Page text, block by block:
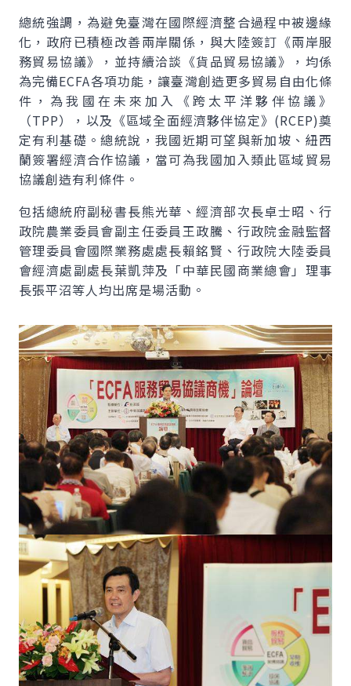
總統強調，為避免臺灣在國際經濟整合過程中被邊緣
化，政府已積極改善兩岸關係，與大陸簽訂《兩岸服
務貿易協議》，並持續洽談《貨品貿易協議》，均係
為完備ECFA各項功能，讓臺灣創造更多貿易自由化條
件，為我國在未來加入《跨太平洋夥伴協議》
（TPP），以及《區域全面經濟夥伴協定》(RCEP)奠
定有利基礎。總統說，我國近期可望與新加坡、紐西
蘭簽署經濟合作協議，當可為我國加入類此區域貿易
協議創造有利條件。
包括總統府副秘書長熊光華、經濟部次長卓士昭、行
政院農業委員會副主任委員王政騰、行政院金融監督
管理委員會國際業務處處長賴銘賢、行政院大陸委員
會經濟處副處長葉凱萍及「中華民國商業總會」理事
長張平沼等人均出席是場活動。